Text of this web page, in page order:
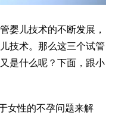
婴儿技术的不断发展，
技术。那么这三个试管
是什么呢？下面，跟小
女性的不孕问题来解